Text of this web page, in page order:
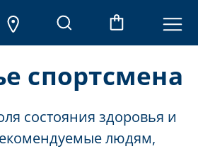
спортсмена
состояния здоровья и
людям,